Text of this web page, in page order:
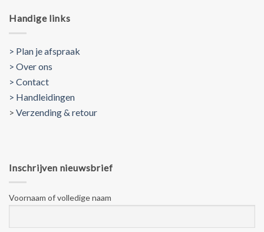
Handige links
> Plan je afspraak
> Over ons
> Contact
> Handleidingen
> Verzending & retour
Inschrijven nieuwsbrief
Voornaam of volledige naam